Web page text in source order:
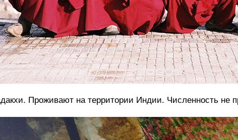
Проживают на территории Индии. Численность не